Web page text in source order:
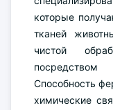
которые
тканей
чистой
Способность
химические